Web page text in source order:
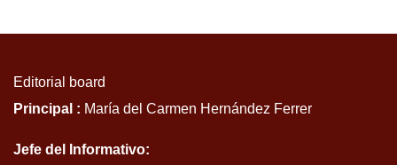
Editorial board
Principal : María del Carmen Hernández Ferrer
Jefe del Informativo: